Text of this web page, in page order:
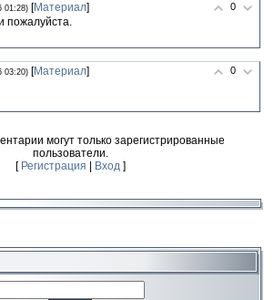
0
01:28) [Материал]
пожалуйста.
0
03:20) [Материал]
могут только зарегистрированные
пользователи.
[ Регистрация Вход]